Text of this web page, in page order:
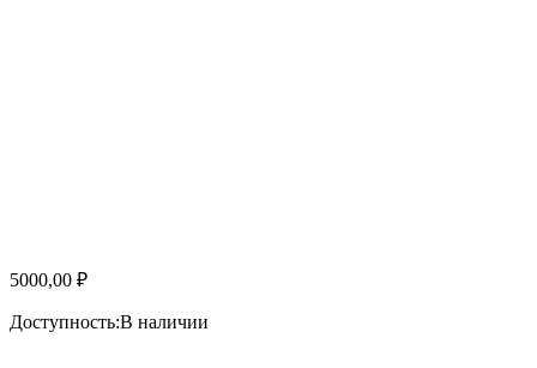
5000,00 ₽
Доступность:В наличии